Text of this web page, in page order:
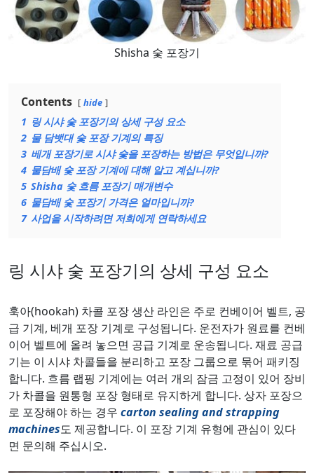
Shisha 숯 포장기
Contents hide
1 링 시샤 숯 포장기의 상세 구성 요소
2 물 담뱃대 숯 포장 기계의 특징
3 베개 포장기로 시샤 숯을 포장하는 방법은 무엇입니까?
4 물담배 숯 포장 기계에 대해 알고 계십니까?
5 Shisha 숯 흐름 포장기 매개변수
6 물담배 숯 포장기 가격은 얼마입니까?
7 사업을 시작하려면 저희에게 연락하세요
링 시샤 숯 포장기의 상세 구성 요소
훅아(hookah) 차콜 포장 생산 라인은 주로 컨베이어 벨트, 공
급 기계, 베개 포장 기계로 구성됩니다. 운전자가 원료를 컨베
이어 벨트에 올려 놓으면 공급 기계로 운송됩니다. 재료 공급
기는 이 시샤 차콜들을 분리하고 포장 그룹으로 묶어 패키징
합니다. 흐름 랩핑 기계에는 여러 개의 잠금 고정이 있어 장비
가 차콜을 원통형 포장 형태로 유지하게 합니다. 상자 포장으
로 포장해야 하는 경우 carton sealing and strapping
machines도 제공합니다. 이 포장 기계 유형에 관심이 있다
면 문의해 주십시오.